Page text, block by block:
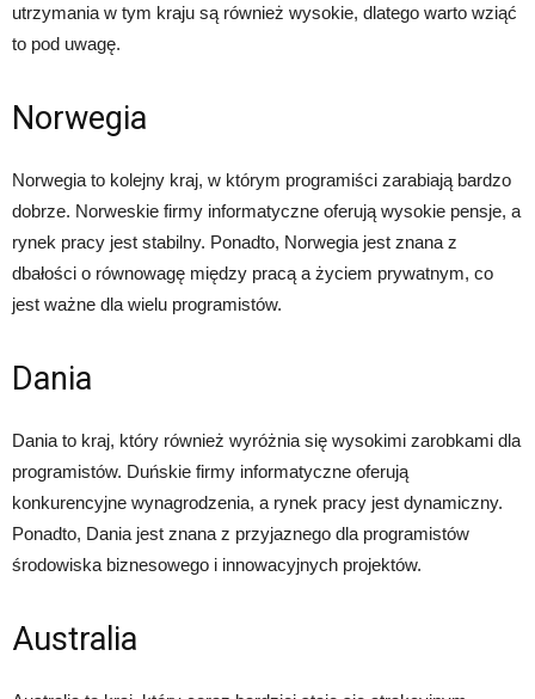
utrzymania w tym kraju są również wysokie, dlatego warto wziąć
to pod uwagę.
Norwegia
Norwegia to kolejny kraj, w którym programiści zarabiają bardzo
dobrze. Norweskie firmy informatyczne oferują wysokie pensje, a
rynek pracy jest stabilny. Ponadto, Norwegia jest znana z
dbałości o równowagę między pracą a życiem prywatnym, co
jest ważne dla wielu programistów.
Dania
Dania to kraj, który również wyróżnia się wysokimi zarobkami dla
programistów. Duńskie firmy informatyczne oferują
konkurencyjne wynagrodzenia, a rynek pracy jest dynamiczny.
Ponadto, Dania jest znana z przyjaznego dla programistów
środowiska biznesowego i innowacyjnych projektów.
Australia